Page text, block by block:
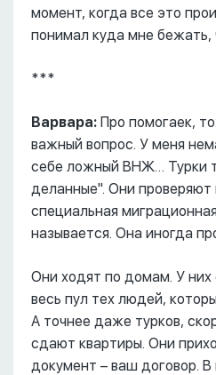
момент, когда все это
понимал куда мне бежать,
***
Варвара: Про помогаек,
важный вопрос. У меня
себе ложный ВНЖ… Турки
деланные". Они проверяют
специальная
называется. Она иногда
Они ходят по домам. У них
весь пул тех людей,
А точнее даже турков,
сдают квартиры. Они
документ – ваш договор.